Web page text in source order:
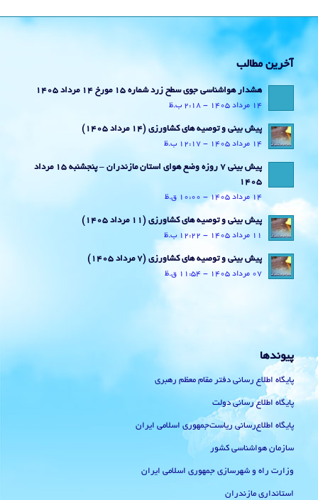
آخرین مطالب
هشدار هواشناسی جوی سطح زرد شماره 15 مورخ 14 مرداد 1405
14 مرداد 1405 - 2:18 ب.ظ
پیش بینی و توصیه های کشاورزی (14 مرداد ۱۴۰۵)
14 مرداد 1405 - 12:17 ب.ظ
پیش بینی 7 روزه وضع هوای استان مازندران – پنجشنبه 15 مرداد
1405
14 مرداد 1405 - 10:00 ق.ظ
پیش بینی و توصیه های کشاورزی (11 مرداد ۱۴۰۵)
11 مرداد 1405 - 12:22 ب.ظ
پیش بینی و توصیه های کشاورزی (7 مرداد ۱۴۰۵)
07 مرداد 1405 - 11:54 ق.ظ
پیوندها
پایگاه اطلاع رسانی دفتر مقام معظم رهبری
پایگاه اطلاع رسانی دولت
پایگاه اطلاع‌رسانی ریاست‌جمهوری اسلامی ایران
سازمان هواشناسی کشور
وزارت راه و شهرسازی جمهوری اسلامی ایران
استانداری مازندران